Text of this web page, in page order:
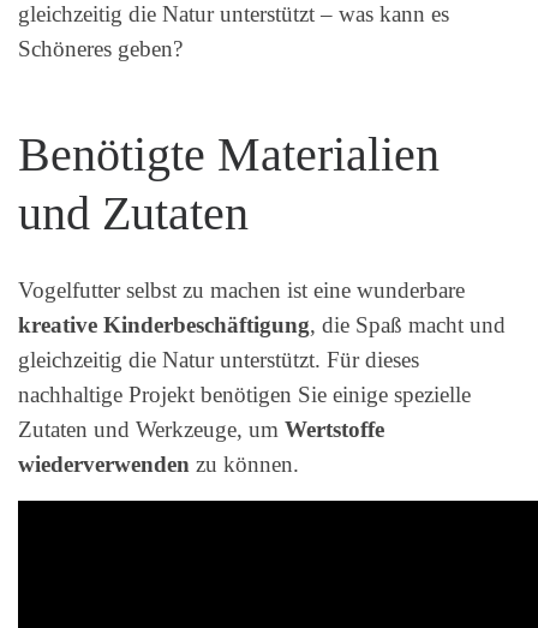
gleichzeitig die Natur unterstützt – was kann es
Schöneres geben?
Benötigte Materialien
und Zutaten
Vogelfutter selbst zu machen ist eine wunderbare
kreative Kinderbeschäftigung, die Spaß macht und
gleichzeitig die Natur unterstützt. Für dieses
nachhaltige Projekt benötigen Sie einige spezielle
Zutaten und Werkzeuge, um Wertstoffe
wiederverwenden zu können.